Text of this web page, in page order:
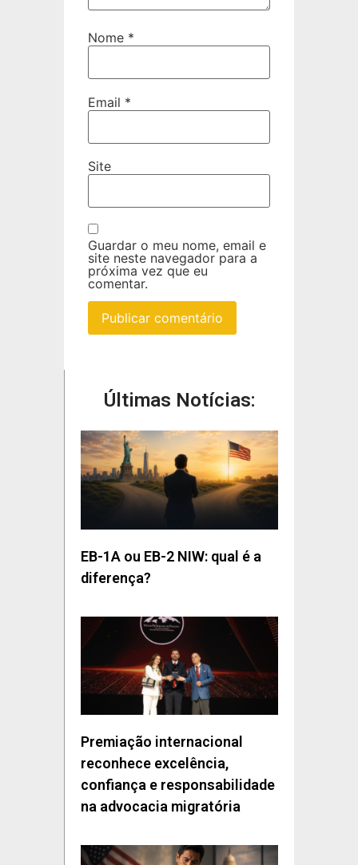
Nome *
Email *
Site
Guardar o meu nome, email e
site neste navegador para a
próxima vez que eu
comentar.
Últimas Notícias:
EB-1A ou EB-2 NIW: qual é a
diferença?
Premiação internacional
reconhece excelência,
confiança e responsabilidade
na advocacia migratória